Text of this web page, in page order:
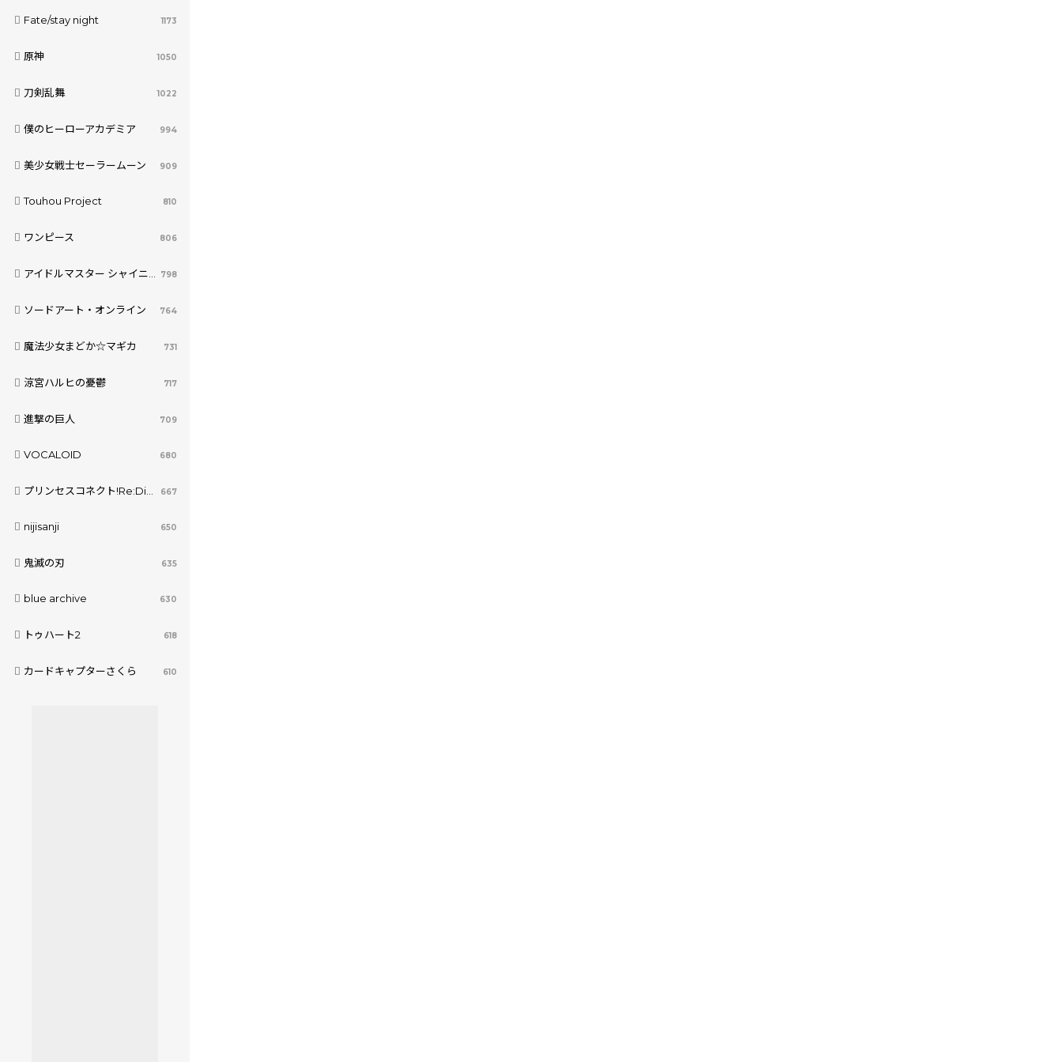
Fate/stay night 1173
原神 1050
刀剣乱舞 1022
僕のヒーローアカデミア 994
美少女戦士セーラームーン 909
Touhou Project 810
ワンピース 806
アイドルマスター シャイニーカラーズ 798
ソードアート・オンライン 764
魔法少女まどか☆マギカ 731
涼宮ハルヒの憂鬱 717
進撃の巨人 709
VOCALOID 680
プリンセスコネクト!Re:Dive 667
nijisanji 650
鬼滅の刃 635
blue archive 630
トゥハート2 618
カードキャプターさくら 610